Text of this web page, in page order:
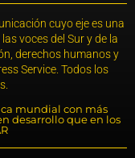
cuyo eje es una
voces del Sur y de la
derechos humanos y
Service. Todos los
mundial con más
desarrollo que en los